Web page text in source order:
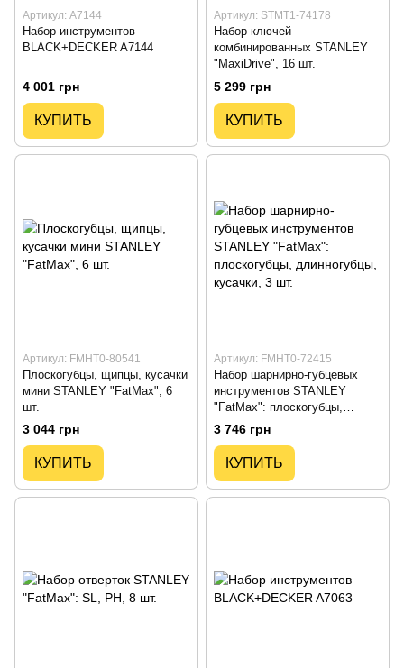
Артикул: A7144
Набор инструментов
BLACK+DECKER A7144
4 001 грн
КУПИТЬ
Артикул: STMT1-74178
Набор ключей
комбинированных STANLEY
"MaxiDrive", 16 шт.
5 299 грн
КУПИТЬ
Артикул: FMHT0-80541
Плоскогубцы, щипцы, кусачки
мини STANLEY "FatMax", 6
шт.
3 044 грн
КУПИТЬ
Артикул: FMHT0-72415
Набор шарнирно-губцевых
инструментов STANLEY
"FatMax": плоскогубцы,
длинногубцы, кусачки, 3 шт.
3 746 грн
КУПИТЬ